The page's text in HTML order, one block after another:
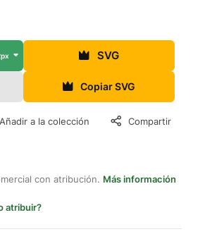
SVG
Copiar SVG
Añadir a la colección Compartir
con atribución. Más información
atribuir?